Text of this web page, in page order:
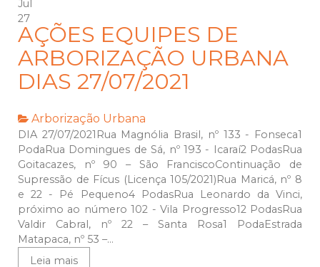
Jul
27
AÇÕES EQUIPES DE
ARBORIZAÇÃO URBANA
DIAS 27/07/2021
Arborização Urbana
DIA 27/07/2021Rua Magnólia Brasil, nº 133 - Fonseca1
PodaRua Domingues de Sá, nº 193 - Icaraí2 PodasRua
Goitacazes, nº 90 – São FranciscoContinuação de
Supressão de Fícus (Licença 105/2021)Rua Maricá, nº 8
e 22 - Pé Pequeno4 PodasRua Leonardo da Vinci,
próximo ao número 102 - Vila Progresso12 PodasRua
Valdir Cabral, nº 22 – Santa Rosa1 PodaEstrada
Matapaca, nº 53 –...
Leia mais